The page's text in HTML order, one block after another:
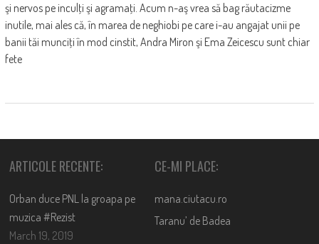
şi nervos pe inculţi şi agramaţi. Acum n-aş vrea să bag răutacizme
inutile, mai ales că, în marea de neghiobi pe care i-au angajat unii pe
banii tăi munciţi în mod cinstit, Andra Miron şi Ema Zeicescu sunt chiar
fete
ARTICOLE RECENTE:
Orban duce PNL la groapa pe
muzica #Rezist
March 19, 2019
CE-MI PLACE:
mana.ciutacu.ro
Taranu’ de Badea